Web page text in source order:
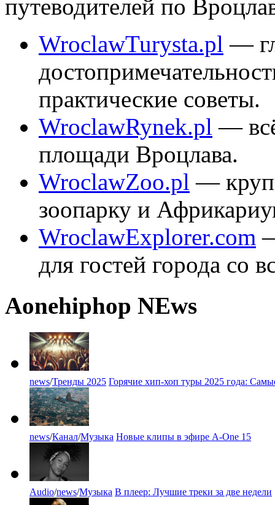
путеводителей по
WroclawTurysta.pl —
практические советы.
WroclawRynek.pl —
площади Вроцлава.
WroclawZoo.pl —
зоопарку и
WroclawExplorer.com
для гостей города со
Aonehiphop NEws
news/Тренды 2025 Горячие хип-хоп туры 2025 года:
news/Канал/Музыка Новые клипы в эфире A-One 15
Audio/news/Музыка В плеер: Лучшие треки за две недели